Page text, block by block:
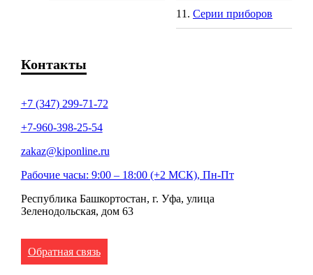
Серии приборов
Контакты
+7 (347) 299-71-72
+7-960-398-25-54
zakaz@kiponline.ru
Рабочие часы: 9:00 – 18:00 (+2 МСК), Пн-Пт
Республика Башкортостан, г. Уфа, улица
Зеленодольская, дом 63
Обратная связь